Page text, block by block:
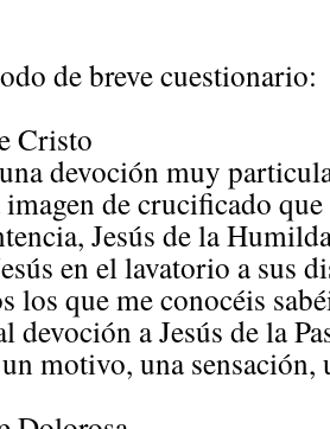
de breve cuestionario:
Cristo
una devoción muy
de crucificado
Jesús de la
en el lavatorio a sus
los que me conocéis
devoción a Jesús de la
motivo, una sensación,